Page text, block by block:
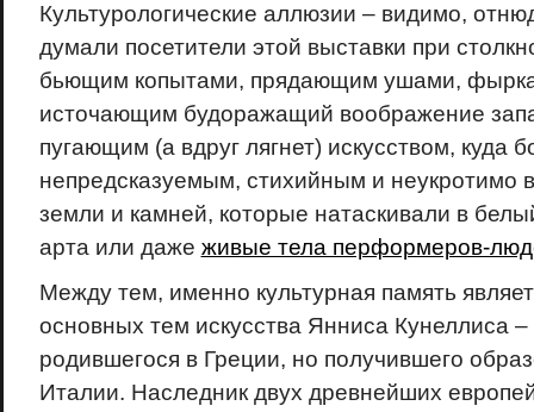
Культурологические аллюзии – видимо,
думали посетители этой выставки при
бьющим копытами, прядающим ушами,
источающим будоражащий воображение
пугающим (а вдруг лягнет) искусством, куда
непредсказуемым, стихийным и неукротимо
земли и камней, которые натаскивали в
арта или даже живые тела перформеров-
Между тем, именно культурная память
основных тем искусства Янниса Кунеллиса –
родившегося в Греции, но получившего
Италии. Наследник двух древнейших